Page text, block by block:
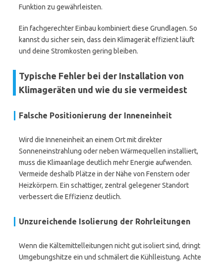
Funktion zu gewährleisten.
Ein fachgerechter Einbau kombiniert diese Grundlagen. So
kannst du sicher sein, dass dein Klimagerät effizient läuft
und deine Stromkosten gering bleiben.
Typische Fehler bei der Installation von
Klimageräten und wie du sie vermeidest
Falsche Positionierung der Inneneinheit
Wird die Inneneinheit an einem Ort mit direkter
Sonneneinstrahlung oder neben Wärmequellen installiert,
muss die Klimaanlage deutlich mehr Energie aufwenden.
Vermeide deshalb Plätze in der Nähe von Fenstern oder
Heizkörpern. Ein schattiger, zentral gelegener Standort
verbessert die Effizienz deutlich.
Unzureichende Isolierung der Rohrleitungen
Wenn die Kältemittelleitungen nicht gut isoliert sind, dringt
Umgebungshitze ein und schmälert die Kühlleistung. Achte